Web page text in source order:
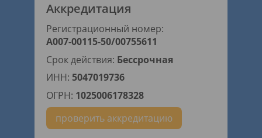
Аккредитация
Регистрационный номер:
А007-00115-50/00755611
Срок действия: Бессрочная
ИНН: 5047019736
ОГРН: 1025006178328
проверить аккредитацию